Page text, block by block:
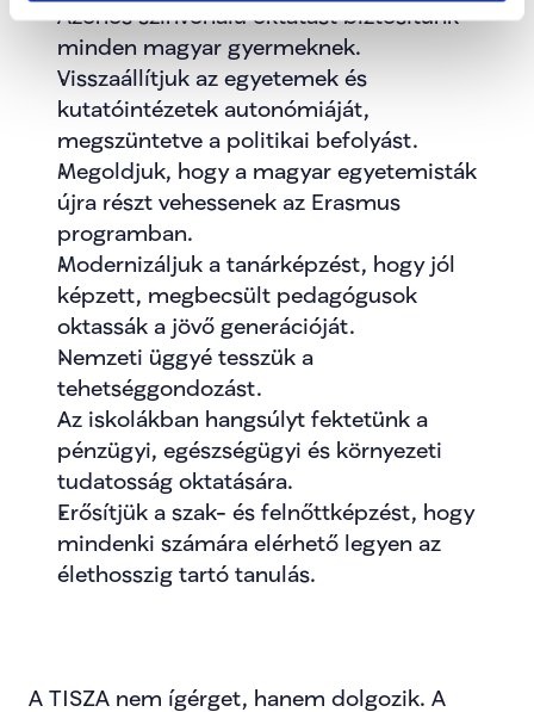
Azonos színvonalú oktatást biztosítunk
minden magyar gyermeknek.
Visszaállítjuk az egyetemek és
kutatóintézetek autonómiáját,
megszüntetve a politikai befolyást.
Megoldjuk, hogy a magyar egyetemisták
újra részt vehessenek az Erasmus
programban.
Modernizáljuk a tanárképzést, hogy jól
képzett, megbecsült pedagógusok
oktassák a jövő generációját.
Nemzeti üggyé tesszük a
tehetséggondozást.
Az iskolákban hangsúlyt fektetünk a
pénzügyi, egészségügyi és környezeti
tudatosság oktatására.
Erősítjük a szak- és felnőttképzést, hogy
mindenki számára elérhető legyen az
élethosszig tartó tanulás.
A TISZA nem ígérget, hanem dolgozik. A